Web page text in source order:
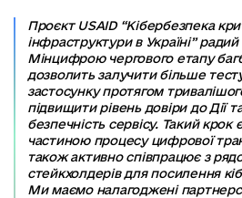
Проєкт USAID “Кібербезпека
інфраструктури в Україні”
Мінцифрою чергового етапу
дозволить залучити більше
застосунку протягом
підвищити рівень довіри до Дії
безпечність сервісу. Такий крок
частиною процесу цифрової
також активно співпрацює з
стейкхолдерів для посилення
Ми маємо налагоджені